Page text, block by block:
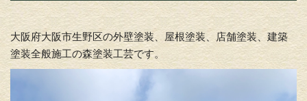
大阪府大阪市生野区の外壁塗装、屋根塗装、店舗塗装、建築
塗装全般施工の森塗装工芸です。